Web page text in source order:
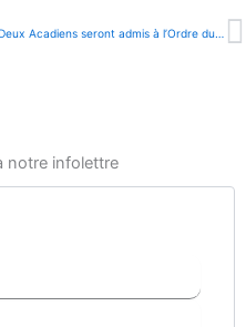
Deux Acadiens seront admis à l’Ordre du Canada |RADIO-CANADA|
notre infolettre